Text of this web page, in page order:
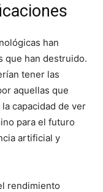
han
que han destruido.
tener las
aquellas que
capacidad de ver
para el futuro
artificial y
rendimiento